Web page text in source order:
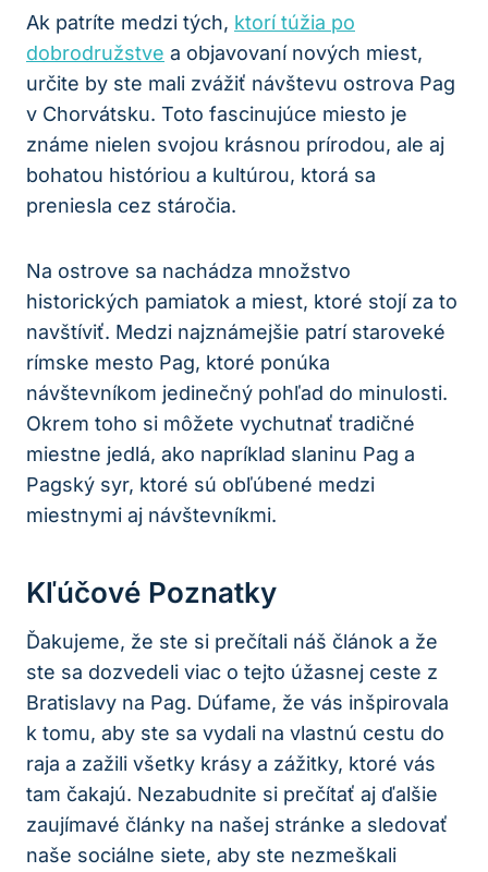
Ak patríte medzi tých, ktorí túžia po
dobrodružstve a objavovaní nových miest,
určite by ste mali zvážiť návštevu ostrova Pag
v Chorvátsku. Toto fascinujúce miesto je
známe nielen svojou krásnou prírodou, ale aj
bohatou históriou a kultúrou, ktorá sa
preniesla cez stáročia.
Na ostrove sa nachádza množstvo
historických pamiatok a miest, ktoré stojí za to
navštíviť. Medzi najznámejšie patrí staroveké
rímske mesto Pag, ktoré ponúka
návštevníkom jedinečný pohľad do minulosti.
Okrem toho si môžete vychutnať tradičné
miestne jedlá, ako napríklad slaninu Pag a
Pagský syr, ktoré sú obľúbené medzi
miestnymi aj návštevníkmi.
Kľúčové Poznatky
Ďakujeme, že ste si prečítali náš článok a že
ste sa dozvedeli viac o tejto úžasnej ceste z
Bratislavy na Pag. Dúfame, že vás inšpirovala
k tomu, aby ste sa vydali na vlastnú cestu do
raja a zažili všetky krásy a zážitky, ktoré vás
tam čakajú. Nezabudnite si prečítať aj ďalšie
zaujímavé články na našej stránke a sledovať
naše sociálne siete, aby ste nezmeškali